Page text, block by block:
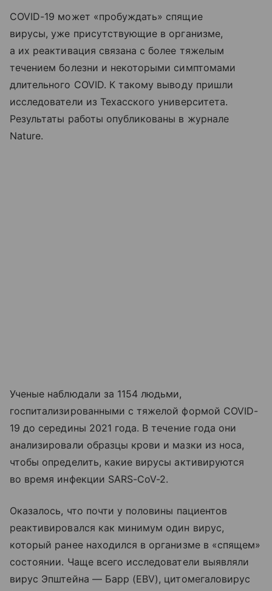
COVID-19 может «пробуждать» спящие
вирусы, уже присутствующие в организме,
а их реактивация связана с более тяжелым
течением болезни и некоторыми симптомами
длительного COVID. К такому выводу пришли
исследователи из Техасского университета.
Результаты работы опубликованы в журнале
Nature.
Ученые наблюдали за 1154 людьми,
госпитализированными с тяжелой формой COVID-
19 до середины 2021 года. В течение года они
анализировали образцы крови и мазки из носа,
чтобы определить, какие вирусы активируются
во время инфекции SARS-CoV-2.
Оказалось, что почти у половины пациентов
реактивировался как минимум один вирус,
который ранее находился в организме в «спящем»
состоянии. Чаще всего исследователи выявляли
вирус Эпштейна — Барр (EBV), цитомегаловирус